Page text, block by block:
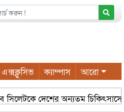
এক্সক্লুসিভ ক্যাম্পাস আরো
দেশের অন্যতম চিকিৎসাসেবা